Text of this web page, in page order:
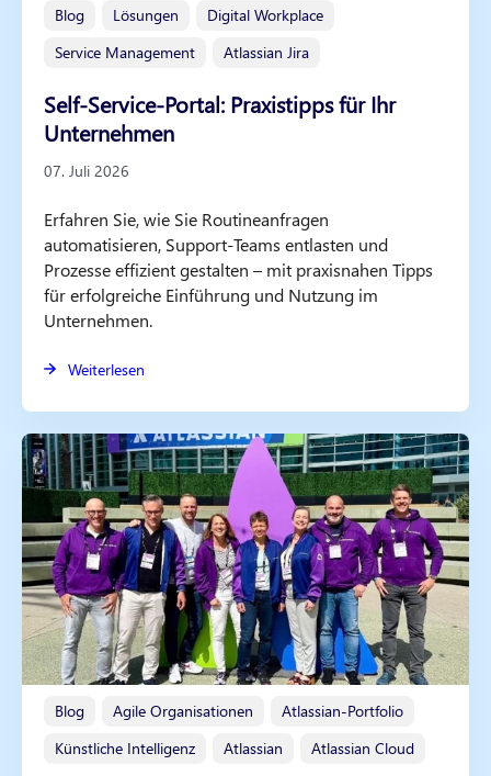
Blog Lösungen
Digital Workplace
Service Management
Atlassian Jira
Self-Service-Portal: Praxistipps für Ihr
Unternehmen
07. Juli 2026
Erfahren Sie, wie Sie Routineanfragen
automatisieren, Support-Teams entlasten und
Prozesse effizient gestalten – mit praxisnahen Tipps
für erfolgreiche Einführung und Nutzung im
Unternehmen.
Weiterlesen
Blog Agile Organisationen
Atlassian-Portfolio
Künstliche Intelligenz
Atlassian Atlassian Cloud